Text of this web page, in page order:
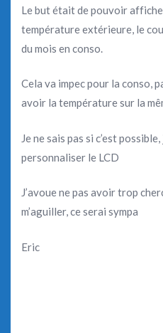
Le but était de pouvoir
température extérieure, le
du mois en conso.
Cela va impec pour la conso,
avoir la température sur la
Je ne sais pas si c’est
personnaliser le LCD
J’avoue ne pas avoir trop
m’aguiller, ce serai sympa
Eric